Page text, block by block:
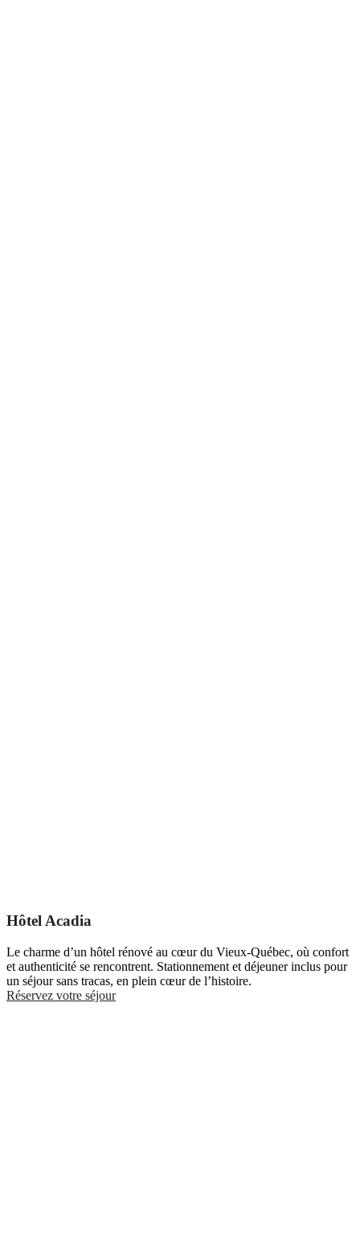
Hôtel Acadia
Le charme d’un hôtel rénové au cœur du Vieux-Québec, où confort
et authenticité se rencontrent. Stationnement et déjeuner inclus pour
un séjour sans tracas, en plein cœur de l’histoire.
Réservez votre séjour